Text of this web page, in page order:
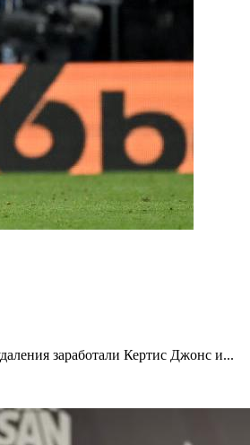
заработали Кертис Джонс и...